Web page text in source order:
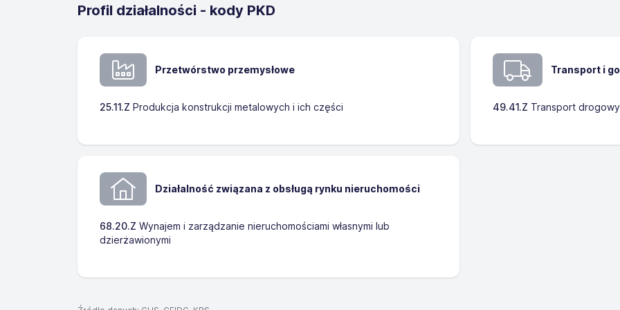
Profil działalności - kody PKD
Przetwórstwo przemysłowe
25.11.Z Produkcja konstrukcji metalowych i ich części
Transport i
49.41.Z Transport
Działalność związana z obsługą rynku nieruchomości
68.20.Z Wynajem i zarządzanie nieruchomościami własnymi lub
dzierżawionymi